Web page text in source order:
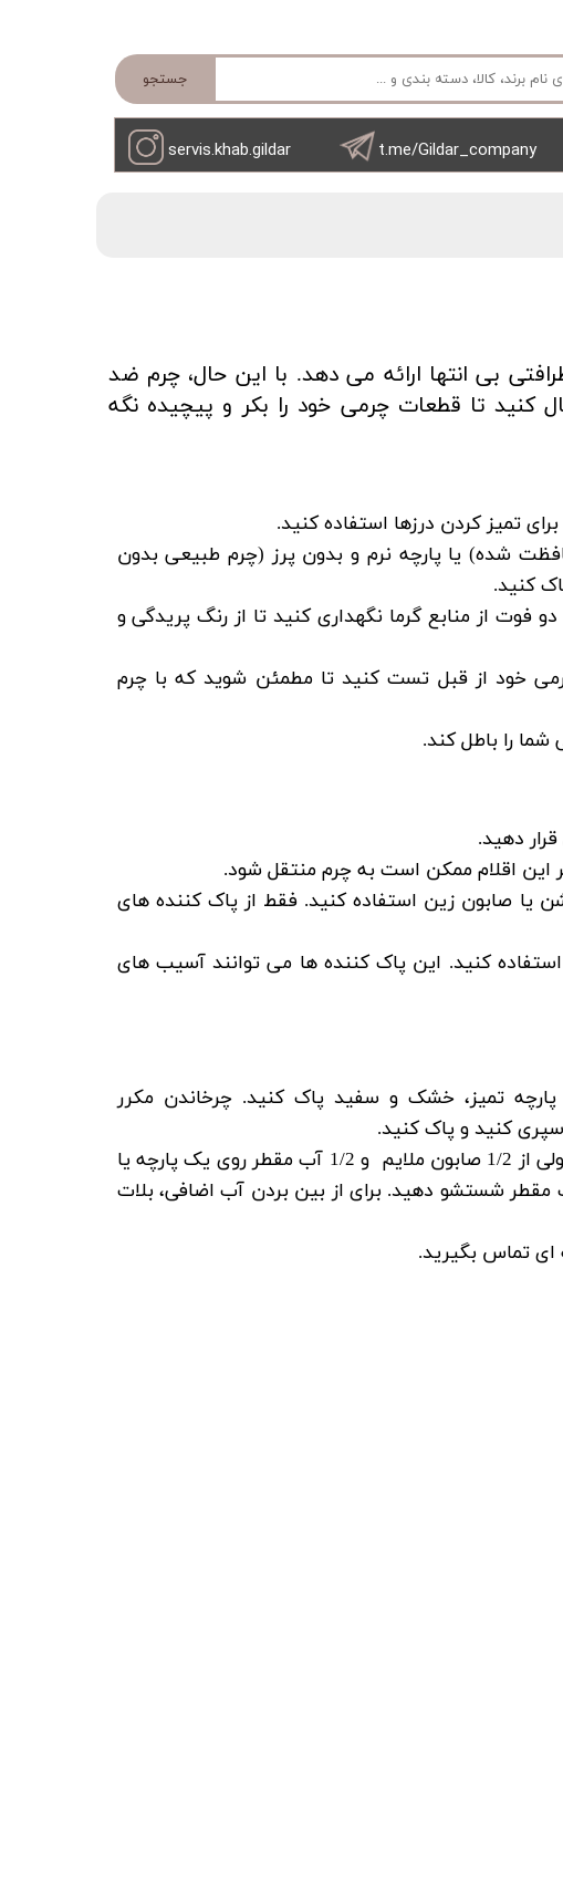
جستجو
t.me/Gildar_company
servis.khab.gildar
بی انتها ارائه می دهد. با این حال، چرم ضد
کنید تا قطعات چرمی خود را بکر و پیچیده نگه
تمیز کردن درزها استفاده کنید.
شده) یا پارچه نرم و بدون پرز (چرم طبیعی بدون
کنید.
فوت از منابع گرما نگهداری کنید تا از رنگ پریدگی و
خود از قبل تست کنید تا مطمئن شوید که با چرم
را باطل کند.
دهید.
این اقلام ممکن است به چرم منتقل شود.
یا صابون زین استفاده کنید. فقط از پاک کننده های
کنید. این پاک کننده ها می توانند آسیب های
پارچه تمیز، خشک و سفید پاک کنید. چرخاندن مکرر
کنید و پاک کنید.
از محلولی از 1/2 صابون ملایم و 1/2 آب مقطر روی یک پارچه یا
شستشو دهید. برای از بین بردن آب اضافی، بلات
تماس بگیرید.